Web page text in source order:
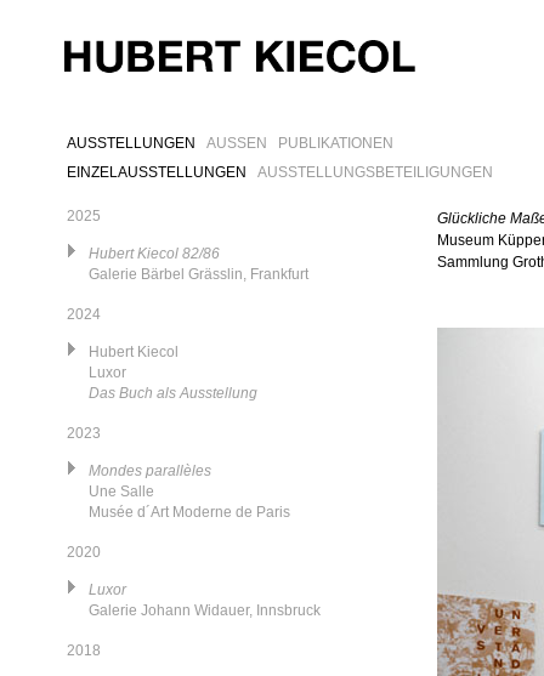
AUSSTELLUNGEN AUSSEN
PUBLIKATIONEN
EINZELAUSSTELLUNGEN
AUSSTELLUNGSBETEILIGUNGEN
Glückliche
Museum
Sammlung
2025
Hubert Kiecol 82/86
Galerie Bärbel Grässlin, Frankfurt
2024
Hubert Kiecol
Luxor
Das Buch als Ausstellung
2023
Mondes parallèles
Une Salle
Musée d´Art Moderne de Paris
2020
Luxor
Galerie Johann Widauer, Innsbruck
2018